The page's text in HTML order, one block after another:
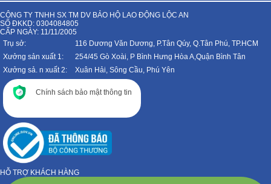
CÔNG TY TNHH SX TM DV BẢO HỘ LAO ĐỘNG LỘC AN
SỐ ĐKKD: 0304084805
CẤP NGÀY: 11/11/2005
Trụ sở:
116 Dương Văn Dương, P.Tân Qúy, Q.Tân Phú, TP.HCM
Xưởng sản xuất 1:
254/45 Gò Xoài, P Bình Hưng Hòa A,Quận Bình Tân
Xưởng sả. n xuất 2:
Xuân Hải, Sông Cầu, Phú Yên
Chính sách bảo mật thông tin
HỖ TRỢ KHÁCH HÀNG